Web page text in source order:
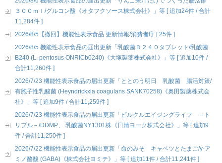
３００ｍｌ/グルコン酸《オタフクソース株式会社》」等 [ 追加24件 / 合計
11,284件 ]
2026/8/5【撤回】機能性表示食品 更新情報/消費者庁 [ 25件 ]
2026/8/5 機能性表示食品の届出更新「乳酸菌Ｂ２４０タブレット/乳酸菌
B240 (L. pentosus ONRICb0240)《大塚製薬株式会社》」等 [ 追加10件 /
合計11,260件 ]
2026/7/23 機能性表示食品の届出更新「ととのう明日 乳酸菌 腸活対策/
有胞子性乳酸菌 (Heyndrickxia coagulans SANK70258)《奥田製薬株式会
社》」等 [ 追加9件 / 合計11,259件 ]
2026/7/23 機能性表示食品の届出更新「ピルクルエイジングライフ －ト
リプル－/DDMP、 乳酸菌NY1301株《日清ヨーク株式会社》」等 [ 追加9
件 / 合計11,250件 ]
2026/7/22 機能性表示食品の届出更新「命のみそ キャベツとたまご/γ-ア
ミノ酪酸 (GABA)《株式会社ヨミテ》」等 [ 追加11件 / 合計11,241件 ]